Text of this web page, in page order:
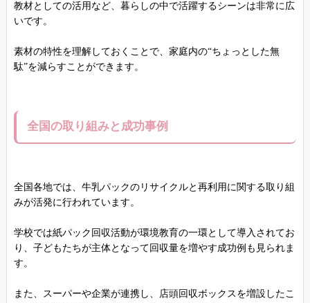
教材としての活用など、暮らしの中で活躍するシーンは非常に広
いです。
素材の特性を理解しておくことで、家庭内の“ちょっとした無
駄”を減らすことができます。
全国の取り組みと成功事例
全国各地では、牛乳パックのリサイクルと再利用に関する取り組
みが活発に行われています。
学校では紙パック回収活動が環境教育の一環として導入されてお
り、子どもたちが主体となって回収量を増やす成功例も見られま
す。
また、スーパーや企業が連携し、店頭回収ボックスを増設したこ